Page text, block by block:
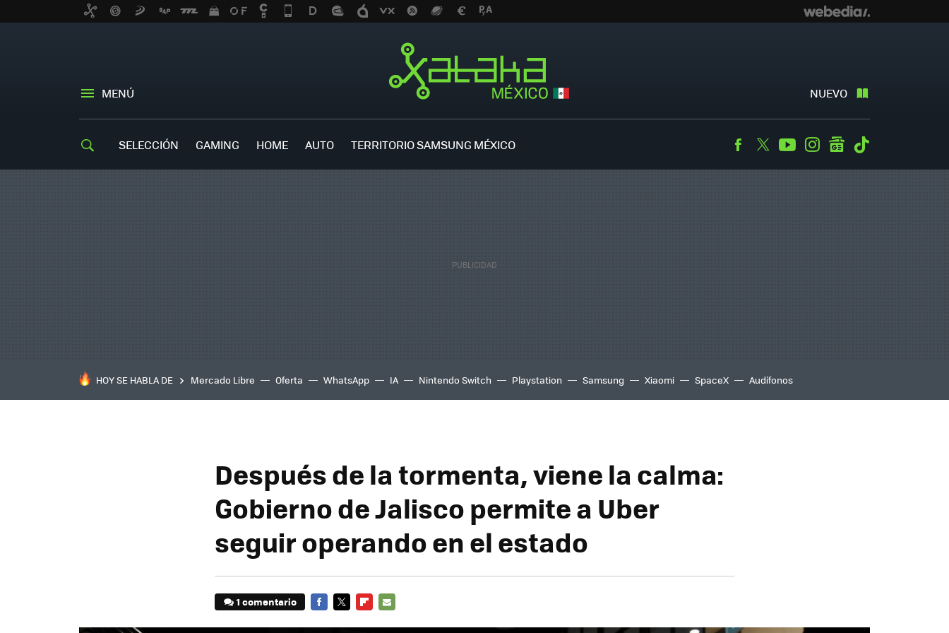
MENÚ NUEVO
SELECCIÓN GAMING HOME AUTO TERRITORIO SAMSUNG MÉXICO Facebook
TwitterYoutubeInstagramgooglenews
HOY SE HABLA DE Mercado Libre Oferta WhatsApp IA Nintendo Switch Playstation Samsung Xiaomi SpaceX Audífonos
Después de la tormenta, viene la calma:
Gobierno de Jalisco permite a Uber
seguir operando en el estado
1 comentario